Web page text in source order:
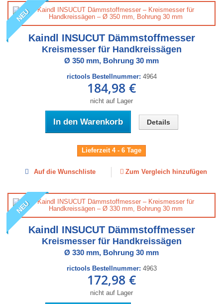
NEU
Kaindl INSUCUT Dämmstoffmesser
Kreismesser für Handkreissägen
Ø 350 mm, Bohrung 30 mm
rictools Bestellnummer: 4964
184,98 €
nicht auf Lager
In den Warenkorb Details
Lieferzeit 4 - 6 Tage
Auf die Wunschliste Zum Vergleich hinzufügen
NEU
Kaindl INSUCUT Dämmstoffmesser
Kreismesser für Handkreissägen
Ø 330 mm, Bohrung 30 mm
rictools Bestellnummer: 4963
172,98 €
nicht auf Lager